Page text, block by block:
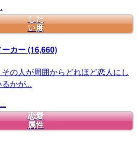
した
い度
カー(16,660)
の人が周囲からどれほど恋人にし
かが...
...
恋愛
属性